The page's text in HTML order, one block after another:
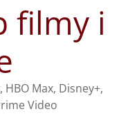
filmy i
Max, Disney+,
Video